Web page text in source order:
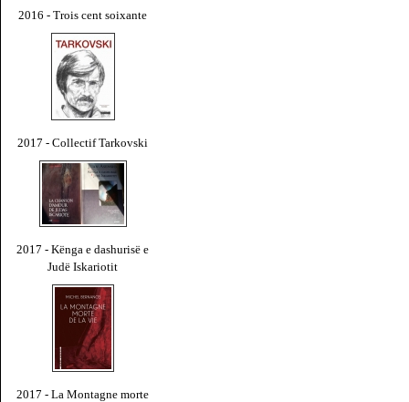
2016 - Trois cent soixante
2017 - Collectif Tarkovski
2017 - Kënga e dashurisë e
Judë Iskariotit
2017 - La Montagne morte